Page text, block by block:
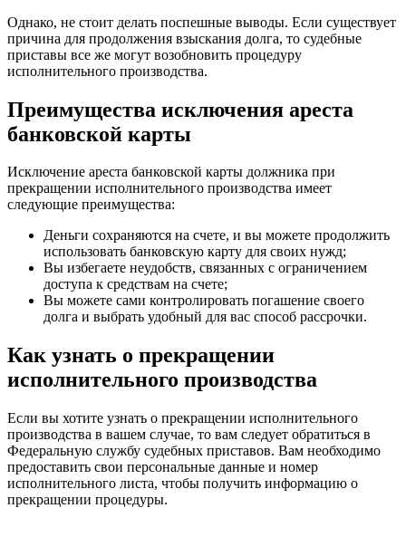
Однако, не стоит делать поспешные выводы. Если существует
причина для продолжения взыскания долга, то судебные
приставы все же могут возобновить процедуру
исполнительного производства.
Преимущества исключения ареста
банковской карты
Исключение ареста банковской карты должника при
прекращении исполнительного производства имеет
следующие преимущества:
Деньги сохраняются на счете, и вы можете продолжить
использовать банковскую карту для своих нужд;
Вы избегаете неудобств, связанных с ограничением
доступа к средствам на счете;
Вы можете сами контролировать погашение своего
долга и выбрать удобный для вас способ рассрочки.
Как узнать о прекращении
исполнительного производства
Если вы хотите узнать о прекращении исполнительного
производства в вашем случае, то вам следует обратиться в
Федеральную службу судебных приставов. Вам необходимо
предоставить свои персональные данные и номер
исполнительного листа, чтобы получить информацию о
прекращении процедуры.